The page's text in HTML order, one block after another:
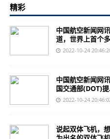
精彩
中国航空新闻网
道，世界上首个
2022-10-24
中国航空新闻网
国交通部(DOT)
2022-10-24
说起双体飞机，